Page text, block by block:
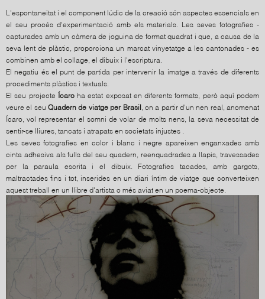
L'espontaneïtat i el component lúdic de la creació són aspectes essencials en
el seu procés d'experimentació amb els materials. Les seves fotografies -
capturades amb un càmera de joguina de format quadrat i que, a causa de la
seva lent de plàstic, proporciona un marcat vinyetatge a les cantonades - es
combinen amb el collage, el dibuix i l'escriptura.
El negatiu és el punt de partida per intervenir la imatge a través de diferents
procediments plàstics i textuals.
El seu projecte Ícaroha estat exposat en diferents formats, però aquí podem
veure el seuQuadern de viatge per Brasil , on a partir d'un nen real, anomenat
Ícaro, vol representar el somni de volar de molts nens, la seva necessitat de
sentir-se lliures, tancats i atrapats en societats injustes .
Les seves fotografies en color i blanc i negre apareixen enganxades amb
cinta adhesiva als fulls del seu quadern, reenquadrades a llapis, travessades
per la paraula escrita i el dibuix. Fotografies tacades, amb gargots,
maltractades fins i tot, inserides en un diari íntim de viatge que converteixen
aquest treball en un llibre d'artista o més aviat en un poema-objecte.